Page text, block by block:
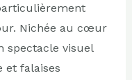
Nichée au cœur
spectacle visuel
et falaises